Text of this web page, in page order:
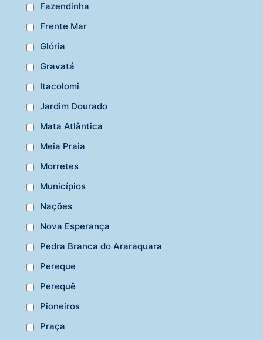
Fazendinha
Frente Mar
Glória
Gravatá
Itacolomi
Jardim Dourado
Mata Atlântica
Meia Praia
Morretes
Municípios
Nações
Nova Esperança
Pedra Branca do Araraquara
Pereque
Perequê
Pioneiros
Praça